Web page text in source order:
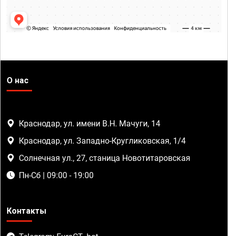
О нас
Краснодар, ул. имени В.Н. Мачуги, 14
Краснодар, ул. Западно-Кругликовская, 1/4
Солнечная ул., 27, станица Новотитаровская
Пн-Сб | 09:00 - 19:00
Контакты